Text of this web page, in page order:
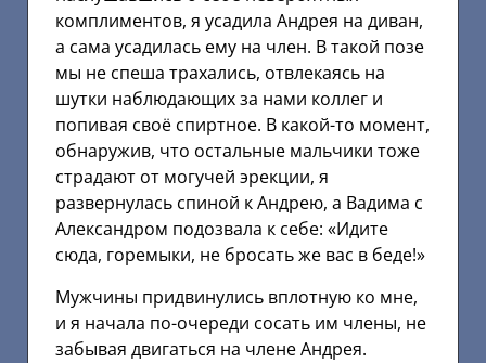
комплиментов, я усадила Андрея на диван,
а сама усадилась ему на член. В такой позе
мы не спеша трахались, отвлекаясь на
шутки наблюдающих за нами коллег и
попивая своё спиртное. В какой-то момент,
обнаружив, что остальные мальчики тоже
страдают от могучей эрекции, я
развернулась спиной к Андрею, а Вадима с
Александром подозвала к себе: «Идите
сюда, горемыки, не бросать же вас в беде!»
Мужчины придвинулись вплотную ко мне,
и я начала по-очереди сосать им члены, не
забывая двигаться на члене Андрея.